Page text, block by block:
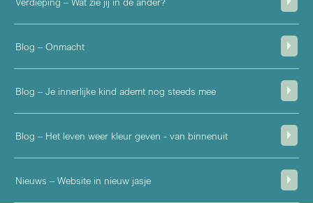
Blog – Onmacht
Blog – Je innerlijke kind ademt nog steeds mee
Blog – Het leven weer kleur geven - van binnenuit
Nieuws – Website in nieuw jasje